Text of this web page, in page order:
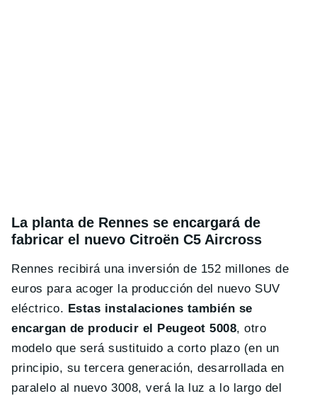
La planta de Rennes se encargará de
fabricar el nuevo Citroën C5 Aircross
Rennes recibirá una inversión de 152 millones de
euros para acoger la producción del nuevo SUV
eléctrico. Estas instalaciones también se
encargan de producir el Peugeot 5008, otro
modelo que será sustituido a corto plazo (en un
principio, su tercera generación, desarrollada en
paralelo al nuevo 3008, verá la luz a lo largo del